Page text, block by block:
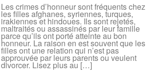
Les crimes d’honneur sont fréquents chez
les filles afghanes, syriennes, turques,
irakiennes et hindoues. Ils sont rejetés,
maltraités ou assassinés par leur famille
parce qu’ils ont porté atteinte au bon
honneur. La raison en est souvent que les
filles ont une relation qui n’est pas
approuvée par leurs parents ou veulent
divorcer. Lisez plus au […]